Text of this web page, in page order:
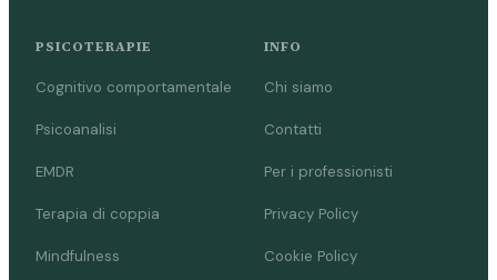
PSICOTERAPIE
Cognitivo comportamentale
Psicoanalisi
EMDR
Terapia di coppia
Mindfulness
INFO
Chi siamo
Contatti
Per i professionisti
Privacy Policy
Cookie Policy